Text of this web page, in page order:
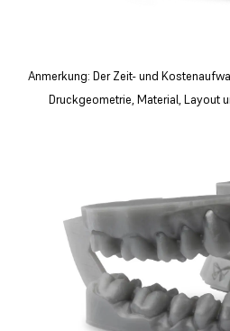
Anmerkung: Der Zeit- und
Druckgeometrie, Material, Layout